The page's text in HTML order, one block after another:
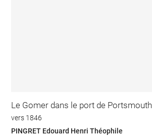
Le Gomer dans le port de Portsmouth
vers 1846
PINGRET Edouard Henri Théophile